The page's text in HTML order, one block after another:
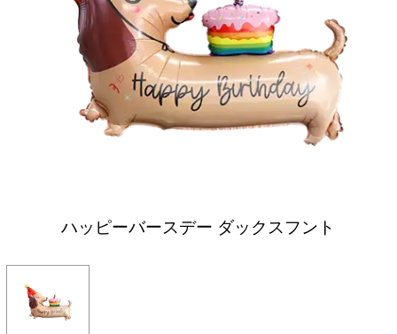
ハッピーバースデー ダックスフント